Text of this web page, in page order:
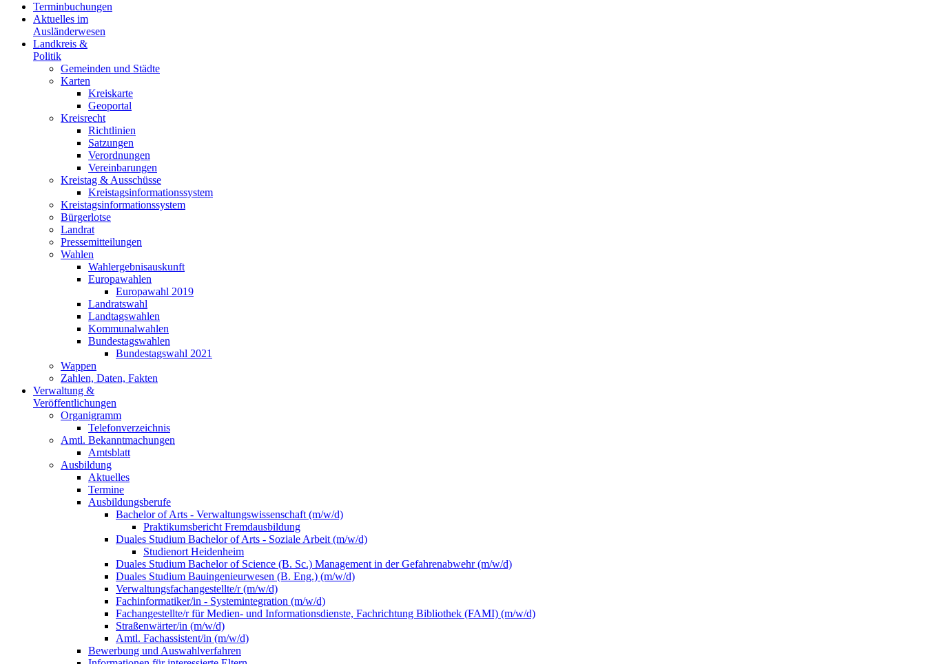
Terminbuchungen
Aktuelles im
Ausländerwesen
Landkreis &
Politik
Gemeinden und Städte
Karten
Kreiskarte
Geoportal
Kreisrecht
Richtlinien
Satzungen
Verordnungen
Vereinbarungen
Kreistag & Ausschüsse
Kreistagsinformationssystem
Kreistagsinformationssystem
Bürgerlotse
Landrat
Pressemitteilungen
Wahlen
Wahlergebnisauskunft
Europawahlen
Europawahl 2019
Landratswahl
Landtagswahlen
Kommunalwahlen
Bundestagswahlen
Bundestagswahl 2021
Wappen
Zahlen, Daten, Fakten
Verwaltung &
Veröffentlichungen
Organigramm
Telefonverzeichnis
Amtl. Bekanntmachungen
Amtsblatt
Ausbildung
Aktuelles
Termine
Ausbildungsberufe
Bachelor of Arts - Verwaltungswissenschaft (m/w/d)
Praktikumsbericht Fremdausbildung
Duales Studium Bachelor of Arts - Soziale Arbeit (m/w/d)
Studienort Heidenheim
Duales Studium Bachelor of Science (B. Sc.) Management in der Gefahrenabwehr (m/w/d)
Duales Studium Bauingenieurwesen (B. Eng.) (m/w/d)
Verwaltungsfachangestellte/r (m/w/d)
Fachinformatiker/in - Systemintegration (m/w/d)
Fachangestellte/r für Medien- und Informationsdienste, Fachrichtung Bibliothek (FAMI) (m/w/d)
Straßenwärter/in (m/w/d)
Amtl. Fachassistent/in (m/w/d)
Bewerbung und Auswahlverfahren